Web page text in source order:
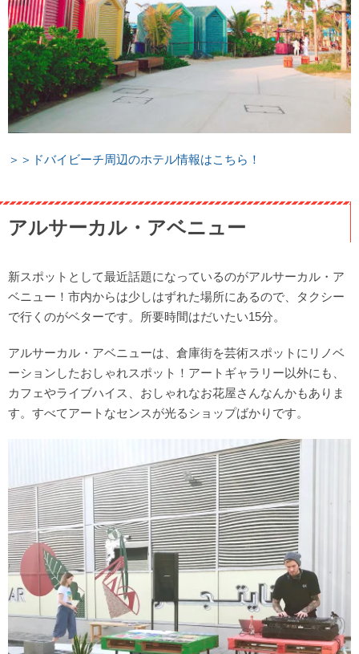
＞＞ドバイビーチ周辺のホテル情報はこちら！
アルサーカル・アベニュー
新スポットとして最近話題になっているのがアルサーカル・ア
ベニュー！市内からは少しはずれた場所にあるので、タクシー
で行くのがベターです。所要時間はだいたい15分。
アルサーカル・アベニューは、倉庫街を芸術スポットにリノベ
ーションしたおしゃれスポット！アートギャラリー以外にも、
カフェやライブハイス、おしゃれなお花屋さんなんかもありま
す。すべてアートなセンスが光るショップばかりです。